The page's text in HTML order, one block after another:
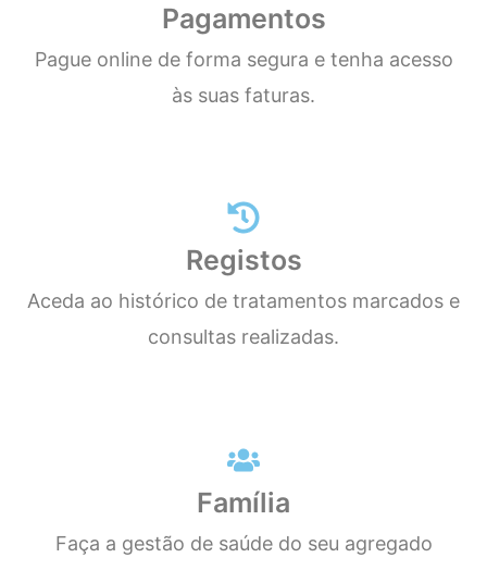
Pagamentos
Pague online de forma segura e tenha acesso
às suas faturas.
Registos
Aceda ao histórico de tratamentos marcados e
consultas realizadas.
Família
Faça a gestão de saúde do seu agregado